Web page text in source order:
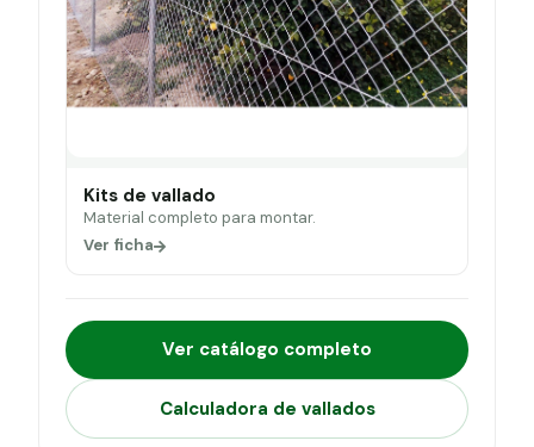
Kits de vallado
Material completo para montar.
Ver ficha
Ver catálogo completo
Calculadora de vallados